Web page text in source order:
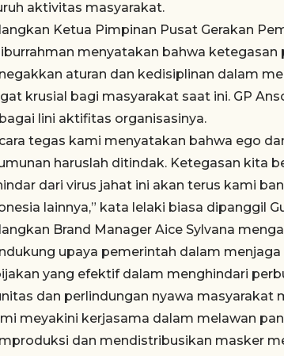
aktivitas masyarakat.
Ketua Pimpinan Pusat Gerakan
menyatakan bahwa
aturan dan kedisiplinan dalam
krusial bagi masyarakat saat ini. GP
lini aktifitas organisasinya.
tegas kami menyatakan bahwa ego
haruslah ditindak. Ketegasan kita
dari virus jahat ini akan terus kami
lainnya,” kata lelaki biasa dipanggil
Brand Manager Aice Sylvana
upaya pemerintah dalam
yang efektif dalam menghindari
dan perlindungan nyawa masyarakat
meyakini kerjasama dalam melawan
dan mendistribusikan masker